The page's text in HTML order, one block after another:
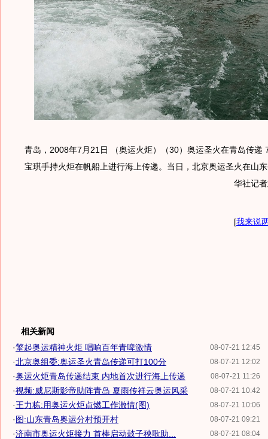
青岛，2008年7月21日 （奥运火炬）（30）奥运圣火在青岛传递
宝琪手持火炬在帆船上进行海上传递。当日，北京奥运圣火在山
华社记
[我来说
相关新闻
08-07-21 12:45
·擎起奥运精神火炬 唱响百年青啤激情
08-07-21 12:02
·北京奥组委:奥运圣火青岛传递可打100分
08-07-21 11:26
·奥运火炬青岛传递结束 内地首次进行海上传递
08-07-21 10:42
·视频:威尼斯影帝助阵青岛 夏雨传祥云奥运风采
08-07-21 10:06
·王力栋:用奥运火炬点燃工作激情(图)
08-07-21 09:21
·图:山东青岛奥运分村预开村
08-07-21 08:04
·济南市奥运火炬接力 首棒启动鼓子秧歌助...